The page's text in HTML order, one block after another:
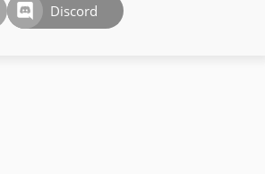
Discord